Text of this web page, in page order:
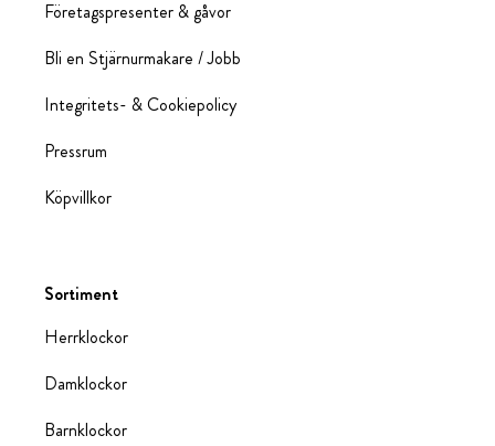
Företagspresenter & gåvor
Bli en Stjärnurmakare / Jobb
Integritets- & Cookiepolicy
Pressrum
Köpvillkor
Sortiment
Herrklockor
Damklockor
Barnklockor